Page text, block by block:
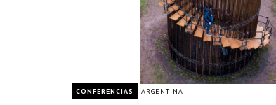
CONFERENCIAS ARGENTINA